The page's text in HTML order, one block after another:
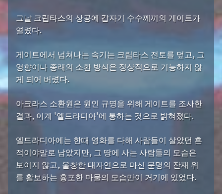
그날 크립타스의 상공에 갑자기 수수께끼의 게이트가
열렸다.
게이트에서 넘쳐나는 속기는 크립타스 전토를 덮고, 그
영향이나 종래의 소환 방식은 정상적으로 기능하지 않
게 되어 버렸다.
아크라스 소환원은 원인 규명을 위해 게이트를 조사한
결과, 이계 '엘드라디아'에 통하는 것으로 밝혀졌다.
엘드라디아에는 한때 영화를 다해 사람들이 살았던 흔
적이야말로 남았지만, 그 땅에 사는 사람들의 모습은
보이지 않고, 울창한 대자연으로 마신 문명의 잔재 위
를 활보하는 흉포한 마물의 모습만이 거기에 있었다.